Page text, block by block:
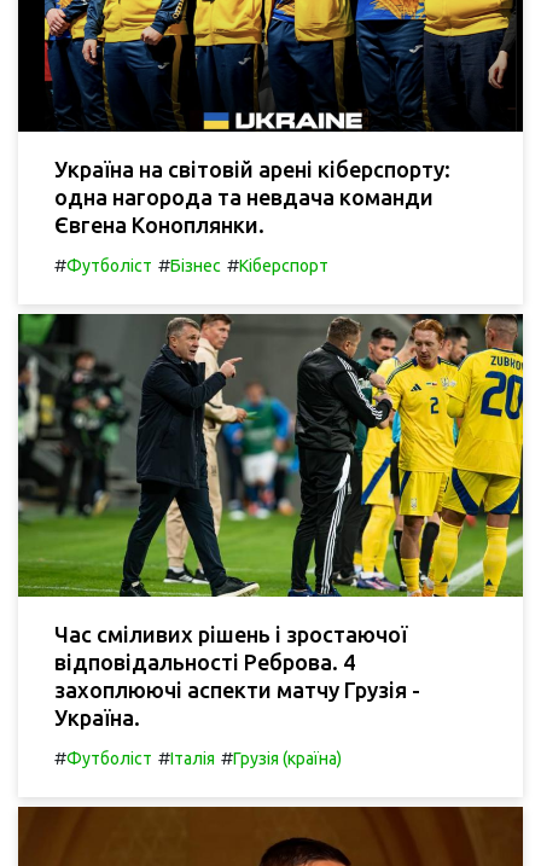
Україна на світовій арені кіберспорту:
одна нагорода та невдача команди
Євгена Коноплянки.
#Футболіст #Бізнес #Кіберспорт
Час сміливих рішень і зростаючої
відповідальності Реброва. 4
захоплюючі аспекти матчу Грузія -
Україна.
#Футболіст #Італія #Грузія (країна)